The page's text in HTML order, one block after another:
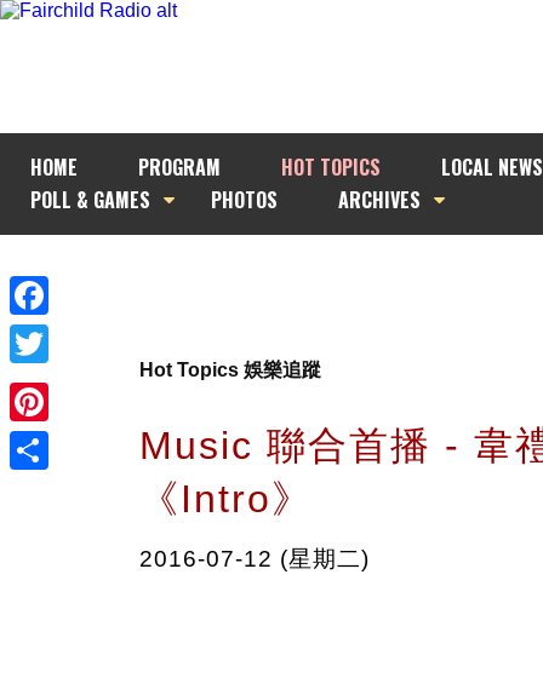
HOME PROGRAM HOT TOPICS
LOCAL NEWS
POLL & GAMES
PHOTOS ARCHIVES
Facebook
Twitter
Pinterest
Hot Topics 娛樂追蹤
Music 聯合首播 - 韋
《Intro》
2016-07-12 (星期二)